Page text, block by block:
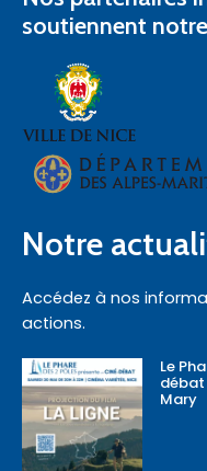
soutiennent
Notre
Accédez à nos
actions.
Le
débat
Mary